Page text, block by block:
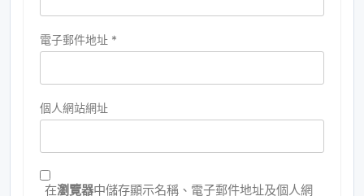
電子郵件地址 *
個人網站網址
在瀏覽器中儲存顯示名稱、電子郵件地址及個人網